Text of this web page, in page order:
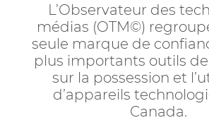
L’Observateur des
médias (OTM©)
seule marque de
plus importants outils
sur la possession et
d’appareils
Canada.